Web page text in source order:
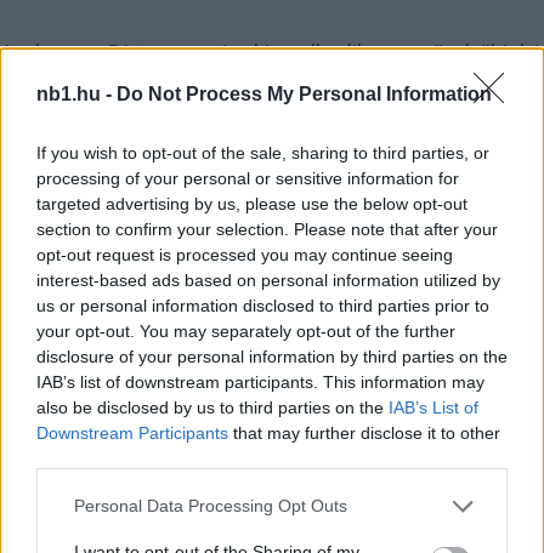
nb1.hu - Do Not Process My Personal Information
If you wish to opt-out of the sale, sharing to third parties, or
processing of your personal or sensitive information for
targeted advertising by us, please use the below opt-out
section to confirm your selection. Please note that after your
opt-out request is processed you may continue seeing
interest-based ads based on personal information utilized by
us or personal information disclosed to third parties prior to
your opt-out. You may separately opt-out of the further
disclosure of your personal information by third parties on the
IAB’s list of downstream participants. This information may
also be disclosed by us to third parties on the IAB’s List of
Downstream Participants that may further disclose it to other
Please note that this website/app uses one or more Google
Personal Data Processing Opt Outs
Az, hogy a Pécs mennyire kiemelkedik a mezőnyből jelzi,
hogy az eddigi 13 meccséből 11-et megnyert, 2-szer
remizett, azaz, még ki sem kapott.
UnmuteLoaded